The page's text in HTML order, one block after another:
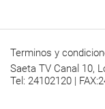
Terminos y
Saeta TV Canal 10,
Tel: 24102120 |